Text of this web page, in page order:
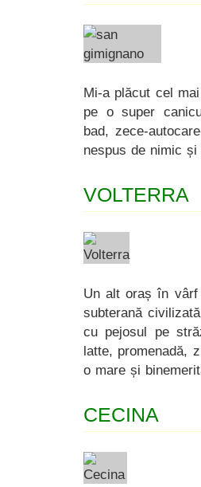
Mi-a plăcut cel
pe o super
bad, zece-
nespus de nimic
VOLTERRA
Un alt oraș în
subterană
cu pejosul pe
latte, promenadă,
o mare și
CECINA